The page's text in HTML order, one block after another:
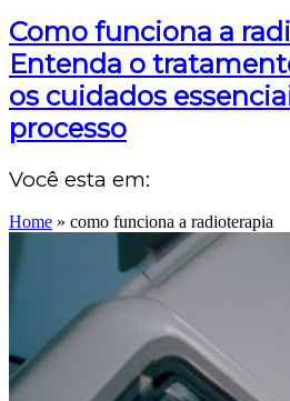
Como funciona a
Entenda o
os cuidados
processo
Você esta em:
Home » como funciona a radioterapia